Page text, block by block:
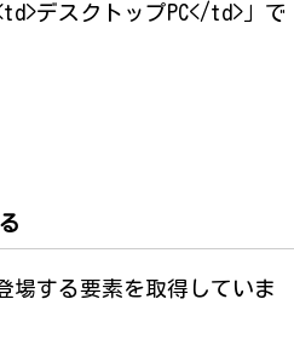
デスクトップPC</td>」で
場する要素を取得していま